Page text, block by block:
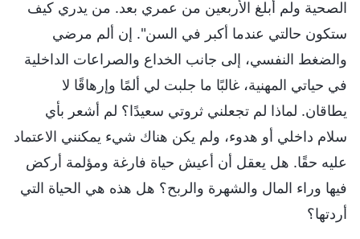
الصحية ولم أبلغ الأربعين من عمري بعد. من يدري كيف
ستكون حالتي عندما أكبر في السن". إن ألم مرضي
والضغط النفسي، إلى جانب الخداع والصراعات الداخلية
في حياتي المهنية، غالبًا ما جلبت لي ألمًا وإرهاقًا لا
يطاقان. لماذا لم تجعلني ثروتي سعيدًا؟ لم أشعر بأي
سلام داخلي أو هدوء، ولم يكن هناك شيء يمكنني الاعتماد
عليه حقًا. هل يعقل أن أعيش حياة فارغة ومؤلمة أركض
فيها وراء المال والشهرة والربح؟ هل هذه هي الحياة التي
أردتها؟